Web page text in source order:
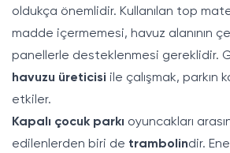
oldukça önemlidir. Kullanılan top
madde içermemesi, havuz alanının
panellerle desteklenmesi gereklidir.
havuzu üreticisi ile çalışmak, parkın
etkiler.
Kapalı çocuk parkı oyuncakları
edilenlerden biri de trambolindir.